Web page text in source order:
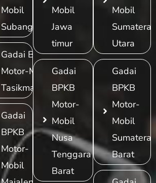
Mobil
Subang
Gadai BPKB
Motor-Mobil
Tasikmalaya
Gadai
BPKB
Motor-
Mobil
Mobil
Jawa
timur
Gadai
BPKB
Motor-
Mobil
Nusa
Tenggara
Barat
Mobil
Sumatera
Utara
Gadai
BPKB
Motor-
Mobil
Sumatera
Barat